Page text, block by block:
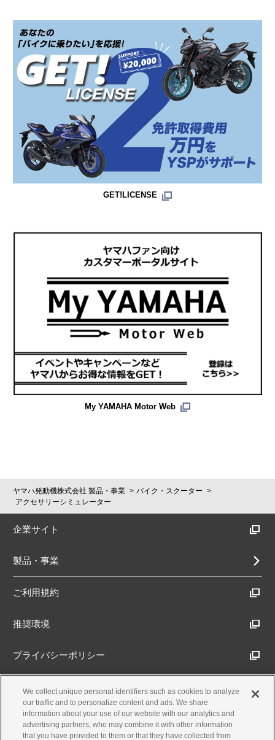
GET!LICENSE
My YAMAHA Motor Web
ヤマハ発動機株式会社 製品・事業
バイク・スクーター
アクセサリーシミュレーター
企業サイト
製品・事業
ご利用規約
推奨環境
プライバシーポリシー
Cookieポリシー
アクセシビリティ方針
We collect unique personal identifiers such as cookies to analyze
our traffic and to personalize content and ads. We share
information about your use of our website with our analytics and
advertising partners, who may combine it with other information
that you have provided to them or that they have collected from